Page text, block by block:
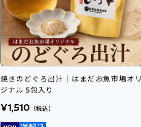
焼きのどぐろ出汁｜はまだお魚市場オリ
ジナル 5包入り
¥1,510（税込）